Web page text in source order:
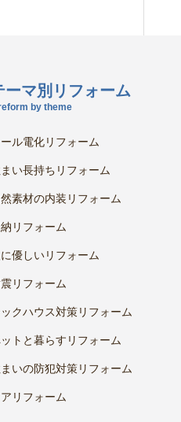
ーマ別リフォーム
by theme
ル電化リフォーム
い長持ちリフォーム
然素材の内装リフォーム
リフォーム
に優しいリフォーム
リフォーム
クハウス対策リフォーム
トと暮らすリフォーム
いの防犯対策リフォーム
リフォーム